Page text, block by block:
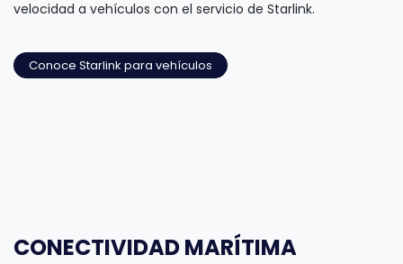
velocidad a vehículos con el servicio de Starlink.
Conoce Starlink para vehículos
CONECTIVIDAD MARÍTIMA